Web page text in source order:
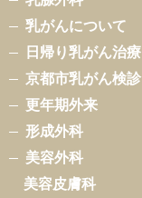
乳がんについて
日帰り乳がん治療
京都市乳がん検診
更年期外来
形成外科
美容外科
美容皮膚科